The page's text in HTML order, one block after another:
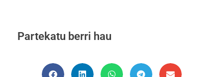
Partekatu berri hau